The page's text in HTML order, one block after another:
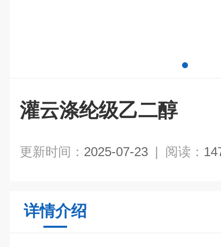
灌云涤纶级乙二醇
更新时间： 2025-07-23 | 阅读：
详情介绍